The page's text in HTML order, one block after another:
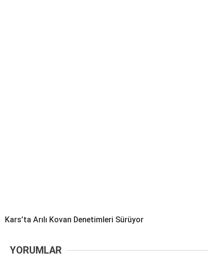
Kars’ta Arılı Kovan Denetimleri Sürüyor
YORUMLAR